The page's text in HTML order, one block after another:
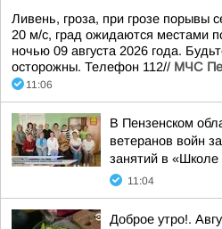
Ливень, гроза, при грозе порывы
20 м/с, град ожидаются местами
ночью 09 августа 2026 года.
осторожны. Телефон 112// МЧС
11:06
В Пензенском
ветеранов войн
занятий в «Школе
11:04
Доброе утро!.